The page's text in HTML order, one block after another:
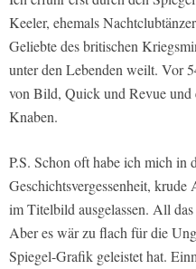
Keeler, ehemals
Geliebte des britischen
unter den Lebenden weilt. Vor
von Bild, Quick und Revue und
Knaben.
P.S. Schon oft habe ich mich in
Geschichtsvergessenheit, krude
im Titelbild ausgelassen. All
Aber es wär zu flach für die
Spiegel-Grafik geleistet hat.